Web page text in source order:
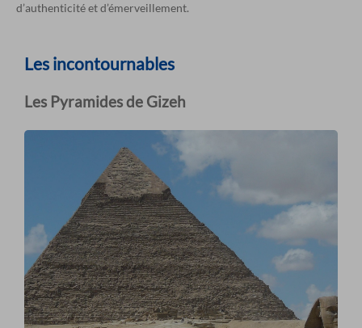
d’authenticité et d’émerveillement.
Les incontournables
Les Pyramides de Gizeh